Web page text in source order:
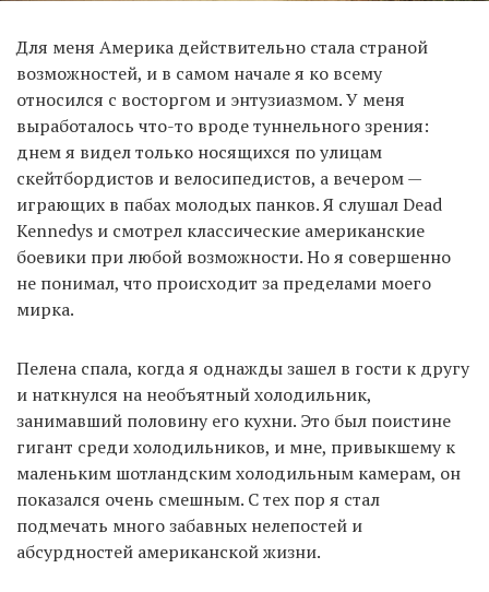
Для меня Америка действительно стала страной
возможностей, и в самом начале я ко всему
относился с восторгом и энтузиазмом. У меня
выработалось что-то вроде туннельного зрения:
днем я видел только носящихся по улицам
скейтбордистов и велосипедистов, а вечером —
играющих в пабах молодых панков. Я слушал Dead
Kennedys и смотрел классические американские
боевики при любой возможности. Но я совершенно
не понимал, что происходит за пределами моего
мирка.
Пелена спала, когда я однажды зашел в гости к другу
и наткнулся на необъятный холодильник,
занимавший половину его кухни. Это был поистине
гигант среди холодильников, и мне, привыкшему к
маленьким шотландским холодильным камерам, он
показался очень смешным. С тех пор я стал
подмечать много забавных нелепостей и
абсурдностей американской жизни.